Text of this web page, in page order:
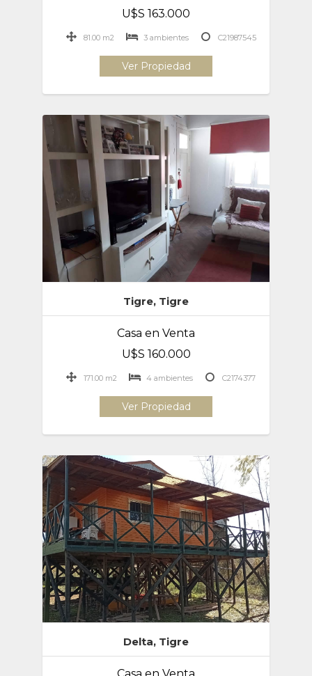
U$S 163.000
81.00 m2 3 ambientes C21987545
Ver Propiedad
Tigre, Tigre
Casa en Venta
U$S 160.000
171.00 m2 4 ambientes C2174377
Ver Propiedad
Delta, Tigre